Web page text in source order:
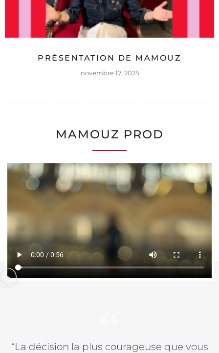
PRÉSENTATION DE MAMOUZ
novembre 17, 2025
MAMOUZ PROD
“La décision la plus courageuse que vous